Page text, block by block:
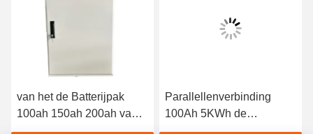
van het de Batterijpak
100ah 150ah 200ah van
51.2v 10kwh Lifepo4 het
Parallellenverbinding
100Ah 5KWh de
Batterijpak van het 48